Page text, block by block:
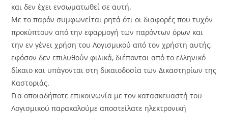
και δεν έχει ενσωματωθεί σε αυτή.
Με το παρόν συμφωνείται ρητά ότι οι διαφορές που τυχόν
προκύπτουν από την εφαρμογή των παρόντων όρων και
την εν γένει χρήση του Λογισμικού από τον χρήστη αυτής,
εφόσον δεν επιλυθούν φιλικά, διέπονται από το ελληνικό
δίκαιο και υπάγονται στη δικαιοδοσία των Δικαστηρίων της
Καστοριάς.
Για οποιαδήποτε επικοινωνία με τον κατασκευαστή του
Λογισμικού παρακαλούμε αποστείλατε ηλεκτρονική